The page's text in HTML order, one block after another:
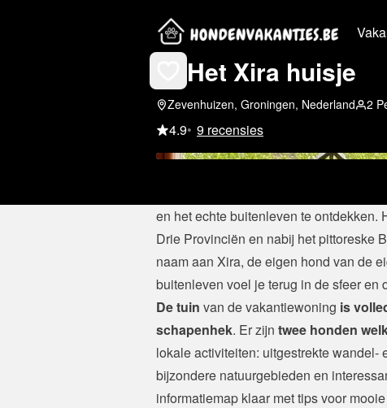
Het Xira huisje
Zevenhuizen, Groningen, Nederland 2
4.9• 9 recensies
en het echte buitenleven te
Drie Provinciën en nabij het pittoreske
naam aan Xira, de eigen hond van de
buitenleven voel je terug in de sfeer en
De tuin van de vakantiewoning is
schapenhek. Er zijn twee honden
lokale activiteiten: uitgestrekte wandel-
bijzondere natuurgebieden en
informatiemap klaar met tips voor